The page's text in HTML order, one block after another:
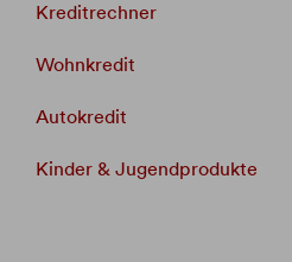
Kreditrechner
Wohnkredit
Autokredit
Kinder & Jugendprodukte